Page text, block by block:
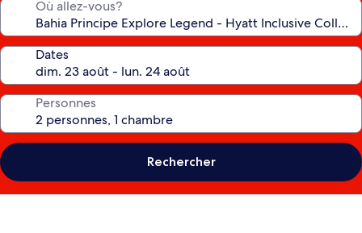
Où allez-vous?
Dates
Personnes
Rechercher